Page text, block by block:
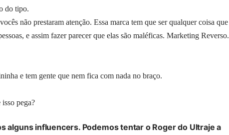
do tipo.
não prestaram atenção. Essa marca tem que ser qualquer coisa que
e assim fazer parecer que elas são maléficas. Marketing Reverso.
e tem gente que nem fica com nada no braço.
pega?
alguns influencers. Podemos tentar o Roger do Ultraje a